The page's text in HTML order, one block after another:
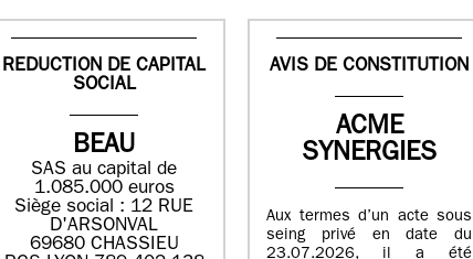
REDUCTION DE CAPITAL
SOCIAL
BEAU
SAS au capital de
1.085.000 euros
Siège social : 12 RUE
D'ARSONVAL
69680 CHASSIEU
AVIS DE CONSTITUTION
ACME
SYNERGIES
Aux termes d’un acte sous
seing privé en date du
23.07.2026, il a été